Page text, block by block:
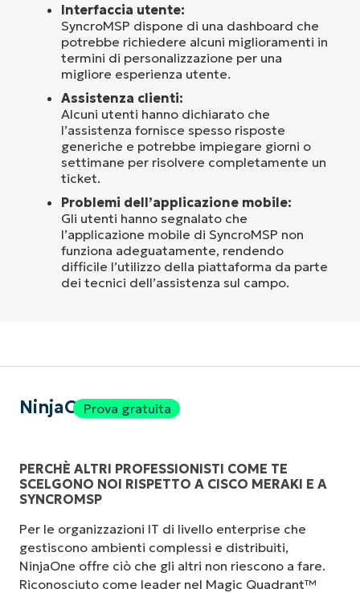
Interfaccia utente:
SyncroMSP dispone di una dashboard che
potrebbe richiedere alcuni miglioramenti in
termini di personalizzazione per una
migliore esperienza utente.
Assistenza clienti:
Alcuni utenti hanno dichiarato che
l’assistenza fornisce spesso risposte
generiche e potrebbe impiegare giorni o
settimane per risolvere completamente un
ticket.
Problemi dell’applicazione mobile:
Gli utenti hanno segnalato che
l’applicazione mobile di SyncroMSP non
funziona adeguatamente, rendendo
difficile l’utilizzo della piattaforma da parte
dei tecnici dell’assistenza sul campo.
NinjaOneProva gratuita
PERCHÈ ALTRI PROFESSIONISTI COME TE
SCELGONO NOI RISPETTO A CISCO MERAKI E A
SYNCROMSP
Per le organizzazioni IT di livello enterprise che
gestiscono ambienti complessi e distribuiti,
NinjaOne offre ciò che gli altri non riescono a fare.
Riconosciuto come leader nel Magic Quadrant™